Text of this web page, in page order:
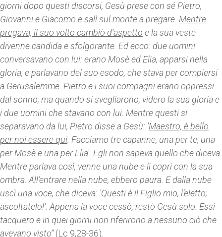
giorni dopo questi discorsi, Gesù prese con sé Pietro,
Giovanni e Giacomo e salì sul monte a pregare. Mentre
pregava, il suo volto cambiò d’aspetto e la sua veste
divenne candida e sfolgorante. Ed ecco: due uomini
conversavano con lui: erano Mosè ed Elia, apparsi nella
gloria, e parlavano del suo esodo, che stava per compiersi
a Gerusalemme. Pietro e i suoi compagni erano oppressi
dal sonno; ma quando si svegliarono, videro la sua gloria e
i due uomini che stavano con lui. Mentre questi si
separavano da lui, Pietro disse a Gesù: 'Maestro, è bello
per noi essere qui . Facciamo tre capanne, una per te, una
per Mosè e una per Elia'. Egli non sapeva quello che diceva.
Mentre parlava così, venne una nube e li coprì con la sua
ombra. All’entrare nella nube, ebbero paura. E dalla nube
uscì una voce, che diceva: 'Questi è il Figlio mio, l’eletto;
ascoltatelo!'. Appena la voce cessò, restò Gesù solo. Essi
tacquero e in quei giorni non riferirono a nessuno ciò che
avevano visto”(Lc 9,28-36).